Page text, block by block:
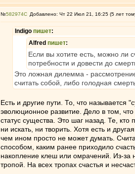
№582974 Добавлено: Чт 22 Июл 21, 16:25 (5 лет
Indigo пишет:
Alfred пишет:
Если вы хотите есть, можно ли
потребности и довести до
Это ложная дилемма -
считать собой, либо голодная
Есть и другие пути. То, что называется
эволюционное развитие. Дело в том,
статус существа. Это шаг назад. Те,
ни искать, ни творить. Хотя есть и
чем ином просто не может думать.
способом, каким ранее приходило
накопление клеш или омрачений. Из-за
тропой. На всех тропах счастья и